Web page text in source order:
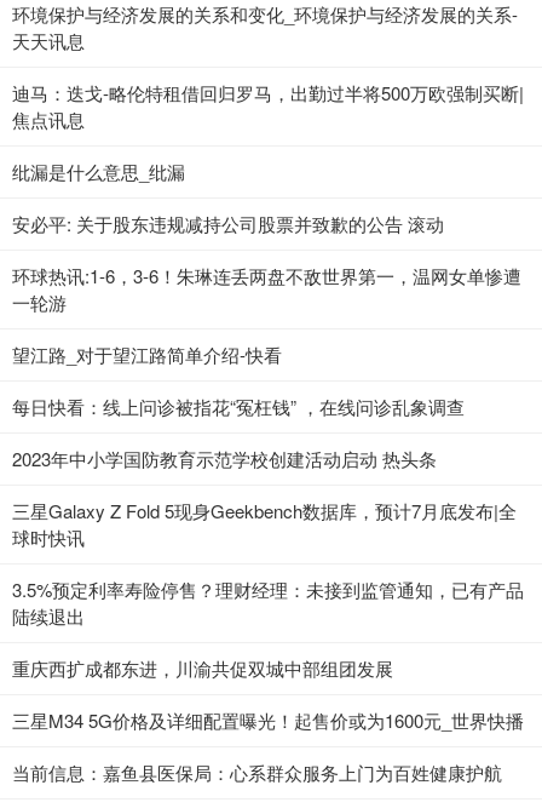
环境保护与经济发展的关系和变化_环境保护与经济发展的关系-
天天讯息
迪马：迭戈-略伦特租借回归罗马，出勤过半将500万欧强制买断|
焦点讯息
纰漏是什么意思_纰漏
安必平: 关于股东违规减持公司股票并致歉的公告 滚动
环球热讯:1-6，3-6！朱琳连丢两盘不敌世界第一，温网女单惨遭
一轮游
望江路_对于望江路简单介绍-快看
每日快看：线上问诊被指花“冤枉钱” ，在线问诊乱象调查
2023年中小学国防教育示范学校创建活动启动 热头条
三星Galaxy Z Fold 5现身Geekbench数据库，预计7月底发布|全
球时快讯
3.5%预定利率寿险停售？理财经理：未接到监管通知，已有产品
陆续退出
重庆西扩成都东进，川渝共促双城中部组团发展
三星M34 5G价格及详细配置曝光！起售价或为1600元_世界快播
当前信息：嘉鱼县医保局：心系群众服务上门为百姓健康护航